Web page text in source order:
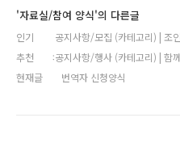
'자료실/참여 양식'의 다른글
인기
공지사항/모집 (카테고리) | 조
추천
공지사항/행사 (카테고리) | 함
현재글
번역자 신청양식